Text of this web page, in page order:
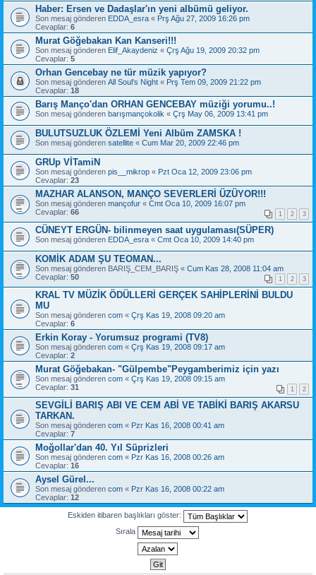
Haber: Ersen ve Dadaşlar'ın yeni albümü geliyor.
Son mesaj gönderen EDDA_esra « Prş Ağu 27, 2009 16:26 pm
Cevaplar: 6
Murat Göğebakan Kan Kanseri!!!
Son mesaj gönderen Elif_Akaydeniz « Çrş Ağu 19, 2009 20:32 pm
Cevaplar: 5
Orhan Gencebay ne tür müzik yapıyor?
Son mesaj gönderen All Soul's Night « Prş Tem 09, 2009 21:22 pm
Cevaplar: 18
Barış Manço'dan ORHAN GENCEBAY müziği yorumu..!
Son mesaj gönderen barışmançokolik « Çrş May 06, 2009 13:41 pm
BULUTSUZLUK ÖZLEMİ Yeni Albüm ZAMSKA !
Son mesaj gönderen satellite « Cum Mar 20, 2009 22:46 pm
GRUp VİTamiN
Son mesaj gönderen pis__mikrop « Pzt Oca 12, 2009 23:06 pm
Cevaplar: 23
MAZHAR ALANSON, MANÇO SEVERLERİ ÜZÜYOR!!!
Son mesaj gönderen mançofur « Cmt Oca 10, 2009 16:07 pm
Cevaplar: 66 1 2 3
CÜNEYT ERGÜN- bilinmeyen saat uygulaması(SÜPER)
Son mesaj gönderen EDDA_esra « Cmt Oca 10, 2009 14:40 pm
KOMİK ADAM ŞU TEOMAN...
Son mesaj gönderen BARIŞ_CEM_BARIŞ « Cum Kas 28, 2008 11:04 am
Cevaplar: 50 1 2 3
KRAL TV MÜZİK ÖDÜLLERİ GERÇEK SAHİPLERİNİ BULDU
MU
Son mesaj gönderen com « Çrş Kas 19, 2008 09:20 am
Cevaplar: 6
Erkin Koray - Yorumsuz programi (TV8)
Son mesaj gönderen com « Çrş Kas 19, 2008 09:17 am
Cevaplar: 2
Murat Göğebakan- "Gülpembe"Peygamberimiz için yazı
Son mesaj gönderen com « Çrş Kas 19, 2008 09:15 am
Cevaplar: 31 1 2
SEVGİLİ BARIŞ ABI VE CEM ABİ VE TABİKİ BARIŞ AKARSU
TARKAN.
Son mesaj gönderen com « Pzr Kas 16, 2008 00:41 am
Cevaplar: 7
Moğollar'dan 40. Yıl Süprizleri
Son mesaj gönderen com « Pzr Kas 16, 2008 00:26 am
Cevaplar: 16
Aysel Gürel...
Son mesaj gönderen com « Pzr Kas 16, 2008 00:22 am
Cevaplar: 12
Eskiden itibaren başlıkları göster:
Sırala